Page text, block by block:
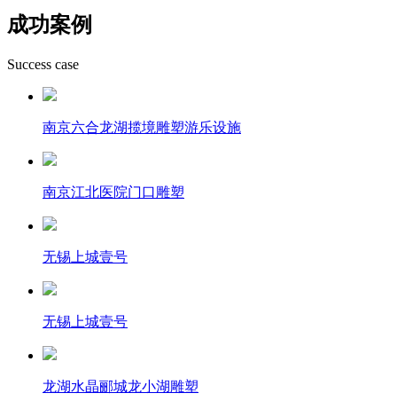
成功案例
Success case
南京六合龙湖揽境雕塑游乐设施
南京江北医院门口雕塑
无锡上城壹号
无锡上城壹号
龙湖水晶郦城龙小湖雕塑